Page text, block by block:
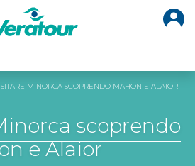
MINORCA SCOPRENDO MAHON E ALAIOR
scoprendo
e Alaior